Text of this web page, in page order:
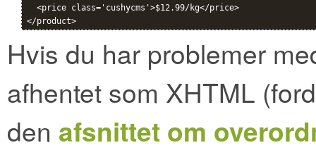
  <price class='cushycms'>$12.99/kg</price>
Hvis du har problemer
afhentet som XHTML
den afsnittet om